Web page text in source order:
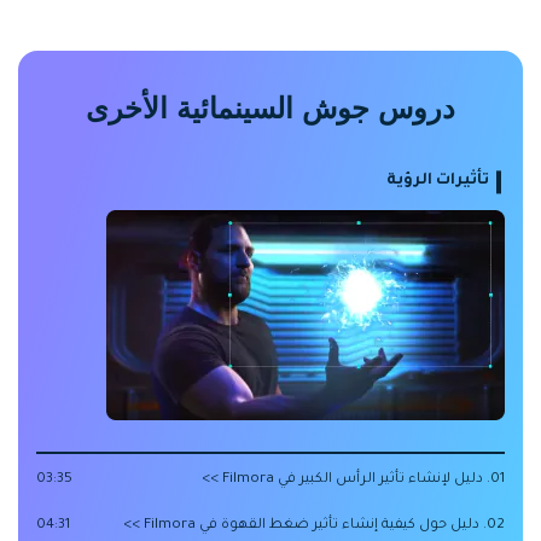
دروس جوش السينمائية الأخرى
تأثيرات الرؤية
01. دليل لإنشاء تأثير الرأس الكبير في Filmora >> 03:35
02. دليل حول كيفية إنشاء تأثير ضغط القهوة في Filmora >> 04:31